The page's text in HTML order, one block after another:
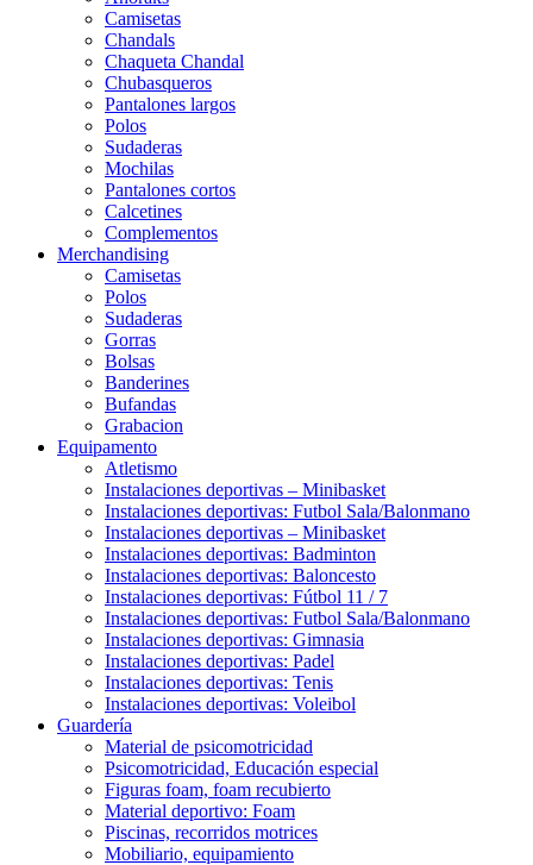
Camisetas
Chandals
Chaqueta Chandal
Chubasqueros
Pantalones largos
Polos
Sudaderas
Mochilas
Pantalones cortos
Calcetines
Complementos
Merchandising
Camisetas
Polos
Sudaderas
Gorras
Bolsas
Banderines
Bufandas
Grabacion
Equipamento
Atletismo
Instalaciones deportivas – Minibasket
Instalaciones deportivas: Futbol Sala/Balonmano
Instalaciones deportivas – Minibasket
Instalaciones deportivas: Badminton
Instalaciones deportivas: Baloncesto
Instalaciones deportivas: Fútbol 11 / 7
Instalaciones deportivas: Futbol Sala/Balonmano
Instalaciones deportivas: Gimnasia
Instalaciones deportivas: Padel
Instalaciones deportivas: Tenis
Instalaciones deportivas: Voleibol
Guardería
Material de psicomotricidad
Psicomotricidad, Educación especial
Figuras foam, foam recubierto
Material deportivo: Foam
Piscinas, recorridos motrices
Mobiliario, equipamiento